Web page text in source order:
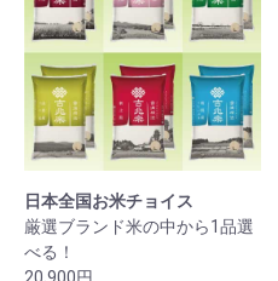
日本全国お米チョイス
厳選ブランド米の中から1品選
べる！
20,900円